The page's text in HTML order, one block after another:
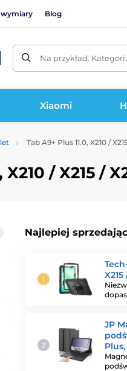
wymiary Blog
Na przykład.
Xiaomi
Tab A9+ Plus 11.0, X210 /
/ X215 /
Najlepiej
JP